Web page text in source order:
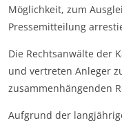
Möglichkeit, zum
Pressemitteilung
Die Rechtsanwälte der
und vertreten Anleger
zusammenhängenden
Aufgrund der